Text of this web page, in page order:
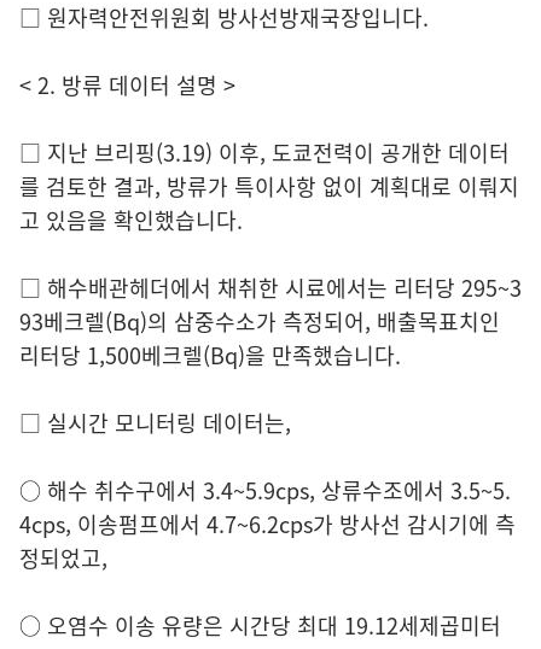
□ 원자력안전위원회 방사선방재국장입니다.
< 2. 방류 데이터 설명 >
□ 지난 브리핑(3.19) 이후, 도쿄전력이 공개한 데이터
를 검토한 결과, 방류가 특이사항 없이 계획대로 이뤄지
고 있음을 확인했습니다.
□ 해수배관헤더에서 채취한 시료에서는 리터당 295~3
93베크렐(Bq)의 삼중수소가 측정되어, 배출목표치인
리터당 1,500베크렐(Bq)을 만족했습니다.
□ 실시간 모니터링 데이터는,
○ 해수 취수구에서 3.4~5.9cps, 상류수조에서 3.5~5.
4cps, 이송펌프에서 4.7~6.2cps가 방사선 감시기에 측
정되었고,
○ 오염수 이송 유량은 시간당 최대 19.12세제곱미터